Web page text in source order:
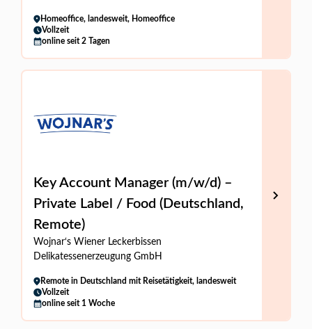
Homeoffice, landesweit, Homeoffice
Vollzeit
online seit 2 Tagen
Key Account Manager (m/w/d) –
Private Label / Food (Deutschland,
Remote)
Wojnar‘s Wiener Leckerbissen
Delikatessenerzeugung GmbH
Remote in Deutschland mit Reisetätigkeit, landesweit
Vollzeit
online seit 1 Woche